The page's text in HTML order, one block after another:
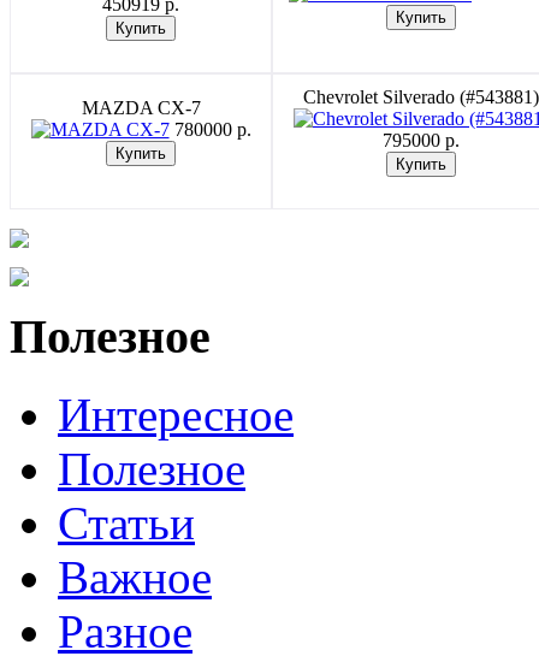
MAZDA CX-7
780000 p.
Chevrolet Silverado (#543881)
795000 p.
Полезное
Интересное
Полезное
Статьи
Важное
Разное